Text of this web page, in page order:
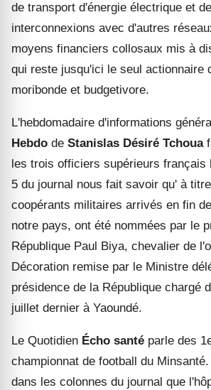
de transport d'énergie électrique et
interconnexions avec d'autres
moyens financiers collosaux mis à
qui reste jusqu'ici le seul actionnaire
moribonde et budgetivore.
L'hebdomadaire d'informations
Hebdo de Stanislas Désiré Tchoua
les trois officiers supérieurs français
5 du journal nous fait savoir qu' à
coopérants militaires arrivés en fin
notre pays, ont été nommées par le
République Paul Biya, chevalier de
Décoration remise par le Ministre
présidence de la République chargé
juillet dernier à Yaoundé.
Le Quotidien Écho santé parle des
championnat de football du Minsanté
dans les colonnes du journal que